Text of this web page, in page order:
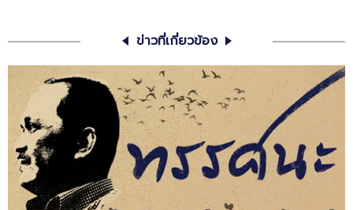
ข่าวที่เกี่ยวข้อง